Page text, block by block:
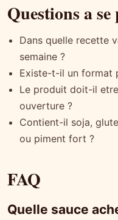
Questions a
Dans quelle recette
semaine ?
Existe-t-il un format
Le produit doit-il
ouverture ?
Contient-il soja,
ou piment fort ?
FAQ
Quelle sauce